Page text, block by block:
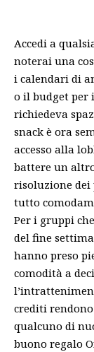
Accedi a
noterai una
i calendari di
o il budget per
richiedeva
snack è ora
accesso alla
battere un
risoluzione dei
tutto
Per i gruppi
del fine
hanno preso
comodità a
crediti
qualcuno di
buono regalo